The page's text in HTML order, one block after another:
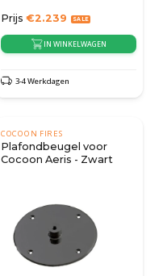
Prijs €2.239
IN WINKELWAGEN
3-4 Werkdagen
COCOON FIRES
Plafondbeugel voor
Cocoon Aeris - Zwart